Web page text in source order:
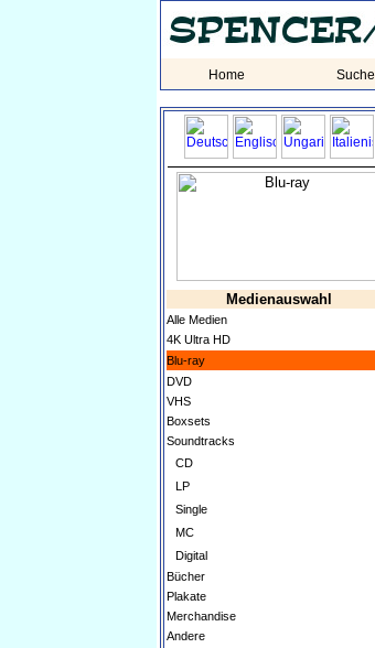
Home Suche
Medienauswahl
Alle Medien
4K Ultra HD
Blu-ray
DVD
VHS
Boxsets
Soundtracks
CD
LP
Single
MC
Digital
Bücher
Plakate
Merchandise
Andere